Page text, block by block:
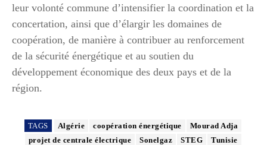
leur volonté commune d’intensifier la coordination et la
concertation, ainsi que d’élargir les domaines de
coopération, de manière à contribuer au renforcement
de la sécurité énergétique et au soutien du
développement économique des deux pays et de la
région.
TAGS Algérie coopération énergétique
Mourad Adja
projet de centrale électrique
Sonelgaz STEG Tunisie